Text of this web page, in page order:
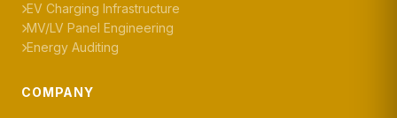
EV Charging Infrastructure
MV/LV Panel Engineering
Energy Auditing
COMPANY